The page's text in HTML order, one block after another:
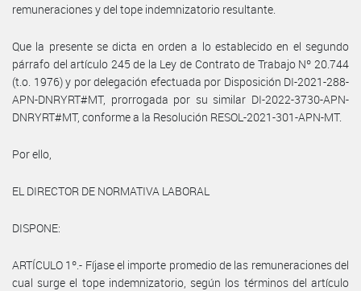
remuneraciones y del tope indemnizatorio resultante.
Que la presente se dicta en orden a lo establecido en el segundo
párrafo del artículo 245 de la Ley de Contrato de Trabajo Nº 20.744
(t.o. 1976) y por delegación efectuada por Disposición DI-2021-288-
APN-DNRYRT#MT, prorrogada por su similar DI-2022-3730-APN-
DNRYRT#MT, conforme a la Resolución RESOL-2021-301-APN-MT.
Por ello,
EL DIRECTOR DE NORMATIVA LABORAL
DISPONE:
ARTÍCULO 1º.- Fíjase el importe promedio de las remuneraciones del
cual surge el tope indemnizatorio, según los términos del artículo